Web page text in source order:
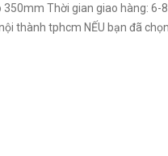
Thời gian giao hàng: 6-8
NẾU bạn đã chọn